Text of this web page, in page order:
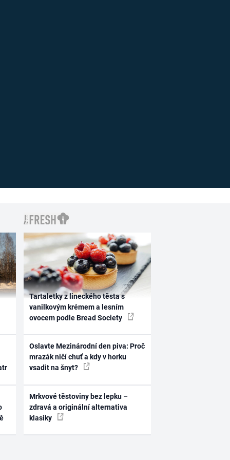
Tartaletky z lineckého těsta s
vanilkovým krémem a lesním
ovocem podle Bread Society
Oslavte Mezinárodní den piva: Proč
mrazák ničí chuť a kdy v horku
vsadit na šnyt?
Mrkvové těstoviny bez lepku –
zdravá a originální alternativa
klasiky